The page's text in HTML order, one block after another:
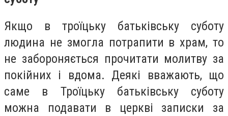
Якщо в троїцьку батьківську суботу
людина не змогла потрапити в храм, то
не забороняється прочитати молитву за
покійних і вдома. Деякі вважають, що
саме в Троїцьку батьківську суботу
можна подавати в церкві записки за